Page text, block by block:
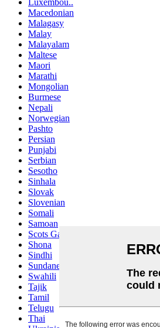
Luxembou..
Macedonian
Malagasy
Malay
Malayalam
Maltese
Maori
Marathi
Mongolian
Burmese
Nepali
Norwegian
Pashto
Persian
Punjabi
Serbian
Sesotho
Sinhala
Slovak
Slovenian
Somali
Samoan
Scots Gaelic
Shona
Sindhi
Sundanese
Swahili
Tajik
Tamil
Telugu
Thai